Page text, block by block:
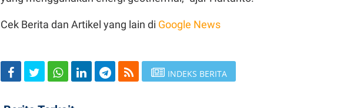
Cek Berita dan Artikel yang lain di Google News
INDEKS BERITA